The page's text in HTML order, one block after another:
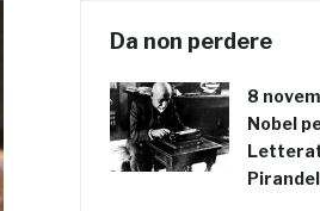
Da non perdere
8
Nobel